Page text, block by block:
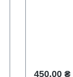
Обычная
450,00 ₴